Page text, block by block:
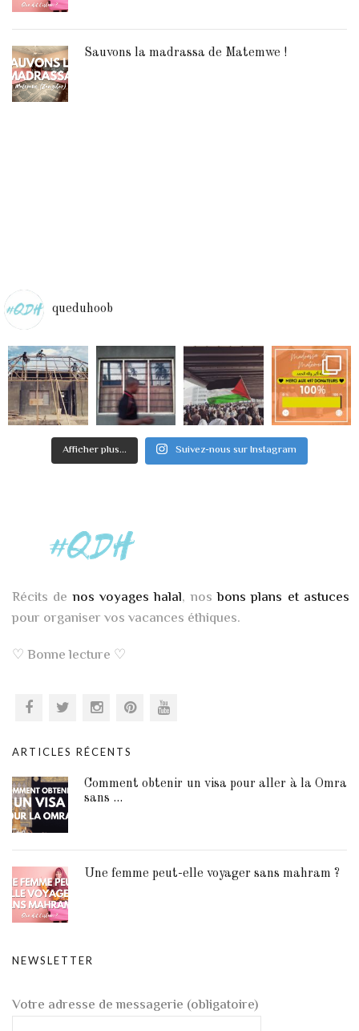
Sauvons la madrassa de Matemwe !
queduhoob
Afficher plus... Suivez-nous sur Instagram
Récits denos voyages halal, nosbons plans et astuces
pour organiser vos vacances éthiques.
♡ Bonne lecture ♡
ARTICLES RÉCENTS
Comment obtenir un visa pour aller à la Omra
sans ...
Une femme peut-elle voyager sans mahram ?
NEWSLETTER
Votre adresse de messagerie (obligatoire)